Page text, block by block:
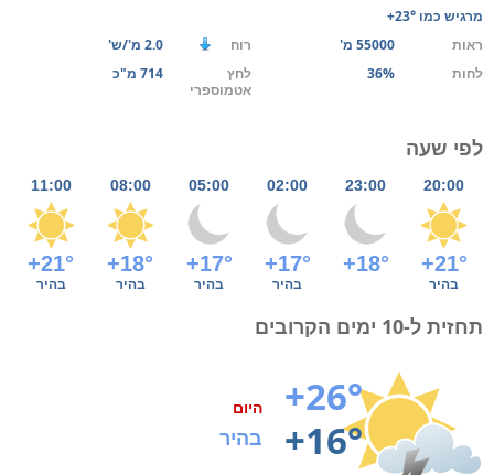
מרגיש כמו +23°
ראות
55000 מ' רוח
2.0 מ'/ש'
לחות
36%
לחץ
אטמוספרי
714 מ"כ
לפי שעה
20:00
23:00
02:00
05:00
08:00
11:00
+21°
+18°
+17°
+17°
+18°
+21°
בהיר בהיר בהיר בהיר בהיר
תחזית ל-10 ימים הקרובים
+26°
+16°
היום
בהיר